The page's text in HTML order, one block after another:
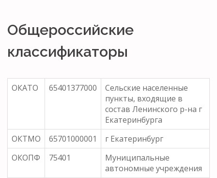
Общероссийские
классификаторы
ОКАТО 65401377000
Сельские населенные
пункты, входящие в
состав Ленинского р-на г
Екатеринбурга
ОКТМО
65701000001
г Екатеринбург
ОКОПФ
75401
Муниципальные
автономные учреждения